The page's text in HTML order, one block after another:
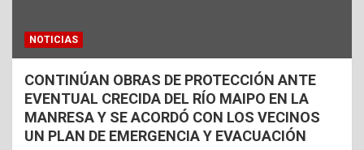
NOTICIAS
CONTINÚAN OBRAS DE PROTECCIÓN ANTE
EVENTUAL CRECIDA DEL RÍO MAIPO EN LA
MANRESA Y SE ACORDÓ CON LOS VECINOS
UN PLAN DE EMERGENCIA Y EVACUACIÓN